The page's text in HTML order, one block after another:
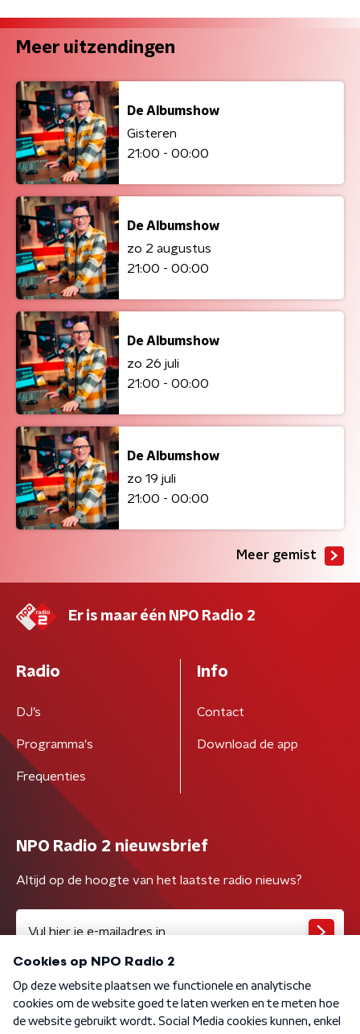
Meer uitzendingen
De Albumshow
Gisteren
21:00 - 00:00
De Albumshow
zo 2 augustus
21:00 - 00:00
De Albumshow
zo 26 juli
21:00 - 00:00
De Albumshow
zo 19 juli
21:00 - 00:00
Meer gemist
Er is maar één NPO Radio 2
Radio
DJ’s
Programma's
Frequenties
Info
Contact
Download de app
NPO Radio 2 nieuwsbrief
Altijd op de hoogte van het laatste radio nieuws?
Algemene voorwaarden